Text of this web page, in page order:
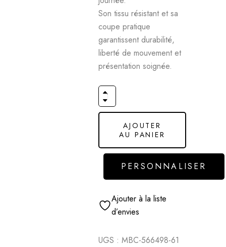
Son tissu résistant et sa
coupe pratique
garantissent durabilité,
liberté de mouvement et
présentation soignée.
AJOUTER
AU PANIER
PERSONNALISER
Ajouter à la liste
d’envies
UGS : MBC-566498-61